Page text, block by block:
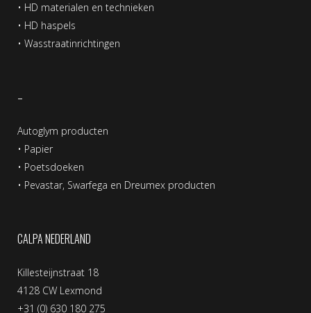
• HD materialen en technieken
• HD haspels
• Wasstraatinrichtingen
–
Autoglym producten
• Papier
• Poetsdoeken
• Pevastar, Swarfega en Dreumex producten
CALPA NEDERLAND
Killesteijnstraat 18
4128 CW Lexmond
+31 (0) 630 180 275